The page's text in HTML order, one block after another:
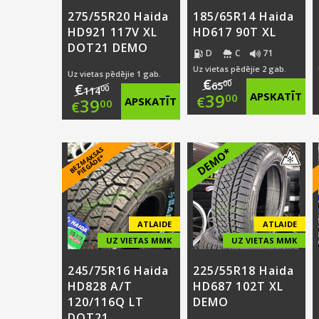
275/55R20 Haida
HD921 117V XL
DOT21 DEMO
Uz vietas pēdējie 1 gab.
€11400
Original
was:
€114.00.
€3900
price
is:
€39.00.
APSKATĪT
185/65R14 Haida
HD617 90T XL
D C 71
Uz vietas pēdējie 2 gab.
€6500
Original
was:
€65.00.
€3900
price
is:
€39.00.
APSKATĪT
B
E
Z
M
A
K
S
A
S
PI
E
G
Ā
D
E
*
ATLAIDE
UZ VIETAS MMK
245/75R16 Haida
HD828 A/T
120/116Q LT
DEMO*
ATLAIDE
UZ VIETAS MMK
225/55R18 Haida
HD687 102T XL
DEMO